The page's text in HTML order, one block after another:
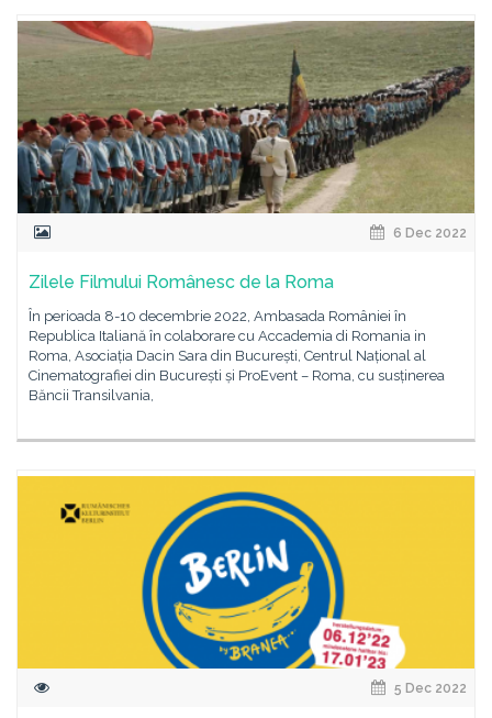
6 Dec 2022
Zilele Filmului Românesc de la Roma
În perioada 8-10 decembrie 2022, Ambasada României în
Republica Italiană în colaborare cu Accademia di Romania in
Roma, Asociația Dacin Sara din București, Centrul Național al
Cinematografiei din București și ProEvent – Roma, cu susținerea
Băncii Transilvania,
5 Dec 2022